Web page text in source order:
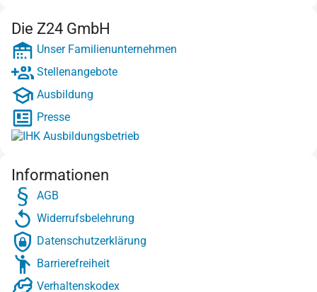
Die Z24 GmbH
Unser Familienunternehmen
Stellenangebote
Ausbildung
Presse
Informationen
AGB
Widerrufsbelehrung
Datenschutzerklärung
Barrierefreiheit
Verhaltenskodex